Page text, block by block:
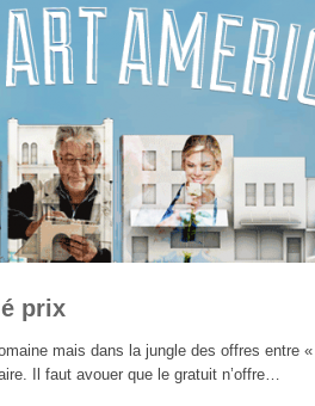
prix
mais dans la jungle des offres entre
Il faut avouer que le gratuit n’offre…